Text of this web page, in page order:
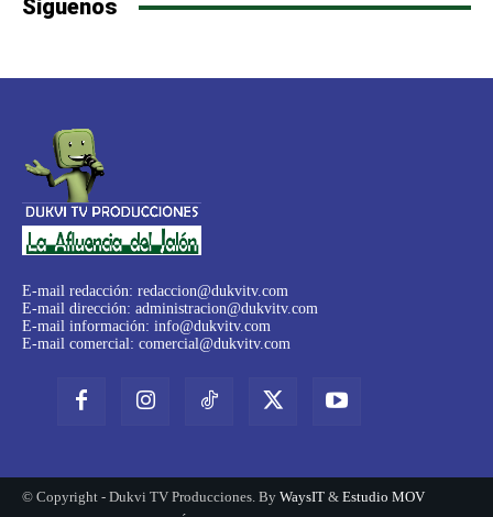
Síguenos
E-mail redacción: redaccion@dukvitv.com
E-mail dirección: administracion@dukvitv.com
E-mail información: info@dukvitv.com
E-mail comercial: comercial@dukvitv.com
© Copyright - Dukvi TV Producciones. By WaysIT & Estudio MOV